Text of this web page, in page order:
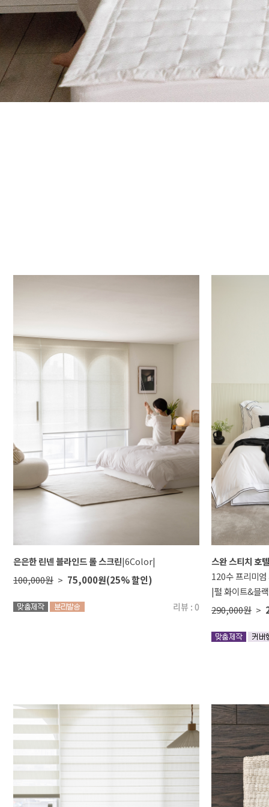
은은한 린넨 블라인드 롤 스크린|6Color|
100,000원 > 75,000원(25% 할인)
리뷰 : 0
스완 스티치 호
120수 프리미엄
|펄 화이트&블
290,000원 >